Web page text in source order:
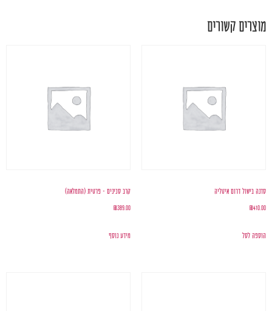
מוצרים קשורים
סדנה בישול דרום איטליה
₪410.00
הוספה לסל
קרב סכינים – פרטית (התמלאה)
₪389.00
מידע נוסף